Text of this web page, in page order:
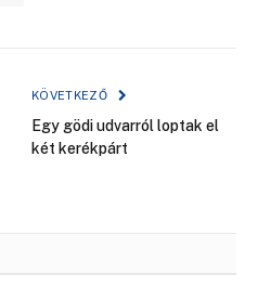
KÖVETKEZŐ
Egy gödi udvarról loptak el
két kerékpárt